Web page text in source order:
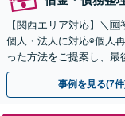
【関西エリア対応】＼
個人・法人に対応◉個人
った方法をご提案し、
にお話ししましょう◉お
事例を見る(7